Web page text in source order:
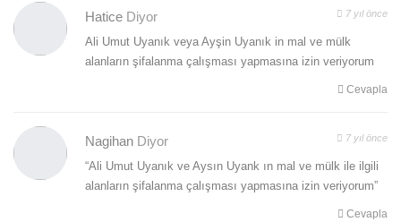
Hatice Diyor 7 yıl önce
Ali Umut Uyanık veya Ayşin Uyanık in mal ve mülk
alanların şifalanma çalışması yapmasına izin veriyorum
Cevapla
Nagihan Diyor 7 yıl önce
“Ali Umut Uyanık ve Aysın Uyank ın mal ve mülk ile ilgili
alanların şifalanma çalışması yapmasına izin veriyorum”
Cevapla